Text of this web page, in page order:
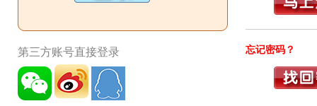
第三方账号直接登录 忘记密码？